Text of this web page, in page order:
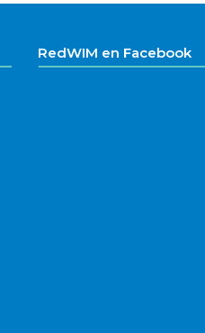
RedWIM en Facebook